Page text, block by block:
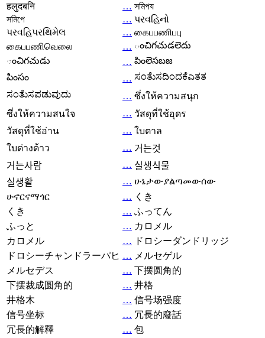
हलुदबनि
… সমিপয
সমিপে
… પરવહિનો
પરવહિપરથિમેલ
… கைபபணிபபு
கைபபணிவெலை
… ంచిగచుడలెదు
ంచిగచుడు
… పింలెసబజ
పింసం
… ಸಂತೆುಸದಿಂದಕೆಎತತ
ಸಂತೆುಸಪಡುವುದು
… ซึ่งให้ความสนุก
ซึ่งให้ความสนใจ
… วัสดุที่ใช้อุดร
วัสดุที่ใช้อ่าน
… ใบตาล
ใบต่างด้าว
… 거는것
거는사람
… 실생식물
실생활
… ሁኔታውያልጣመውሰው
ሁኖርናማጎር
… くき
くき
… ふってん
ふっと
… カロメル
カロメル
… ドロシーダンドリッジ
ドロシーチャンドラーパヒ … メルセゲル
メルセデス
… 下摆圆角的
下摆裁成圆角的
… 井格
井格木
… 信号场强度
信号坐标
… 冗長的廢話
冗長的解釋
… 包